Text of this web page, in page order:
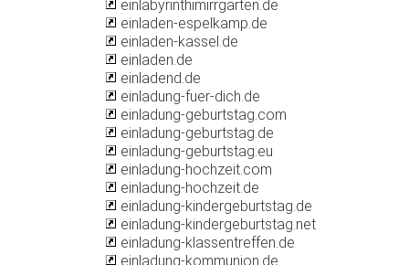
einlabyrinthimirrgarten.de
einladen-espelkamp.de
einladen-kassel.de
einladen.de
einladend.de
einladung-fuer-dich.de
einladung-geburtstag.com
einladung-geburtstag.de
einladung-geburtstag.eu
einladung-hochzeit.com
einladung-hochzeit.de
einladung-kindergeburtstag.de
einladung-kindergeburtstag.net
einladung-klassentreffen.de
einladung-kommunion.de